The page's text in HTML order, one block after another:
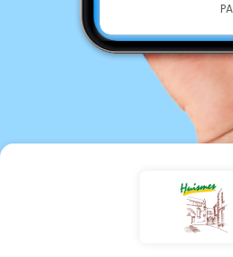
joueuses de tous
⚽ Un(e)
motivé(e) pour
accompagner le
son
équipe féminine
passion du football
esprit familial et